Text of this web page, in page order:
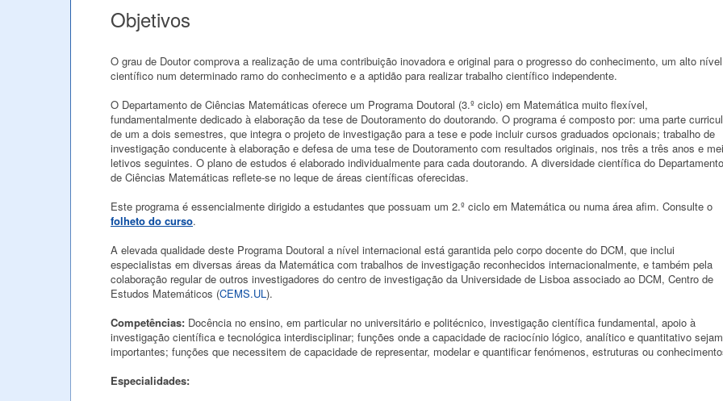
Objetivos
O grau de Doutor comprova a realização de uma contribuição inovadora e original para o progresso do conhecimento, um alto nível
científico num determinado ramo do conhecimento e a aptidão para realizar trabalho científico independente.
O Departamento de Ciências Matemáticas oferece um Programa Doutoral (3.º ciclo) em Matemática muito flexível,
fundamentalmente dedicado à elaboração da tese de Doutoramento do doutorando. O programa é composto por: uma parte
de um a dois semestres, que integra o projeto de investigação para a tese e pode incluir cursos graduados opcionais; trabalho de
investigação conducente à elaboração e defesa de uma tese de Doutoramento com resultados originais, nos três a três anos e
letivos seguintes. O plano de estudos é elaborado individualmente para cada doutorando. A diversidade científica do Departamento
de Ciências Matemáticas reflete-se no leque de áreas científicas oferecidas.
Este programa é essencialmente dirigido a estudantes que possuam um 2.º ciclo em Matemática ou numa área afim. Consulte o
folheto do curso.
A elevada qualidade deste Programa Doutoral a nível internacional está garantida pelo corpo docente do DCM, que inclui
especialistas em diversas áreas da Matemática com trabalhos de investigação reconhecidos internacionalmente, e também pela
colaboração regular de outros investigadores do centro de investigação da Universidade de Lisboa associado ao DCM, Centro de
Estudos Matemáticos (CEMS.UL).
Competências: Docência no ensino, em particular no universitário e politécnico, investigação científica fundamental, apoio à
investigação científica e tecnológica interdisciplinar; funções onde a capacidade de raciocínio lógico, analítico e quantitativo sejam
importantes; funções que necessitem de capacidade de representar, modelar e quantificar fenómenos, estruturas ou
Especialidades: